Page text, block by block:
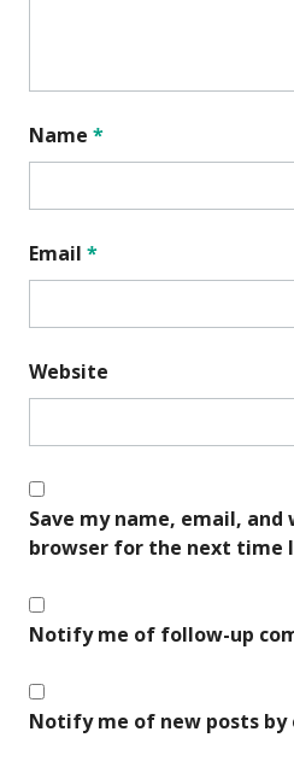
Name *
Email *
Website
Save my name, email,
browser for the next time
Notify me of follow-up
Notify me of new posts by